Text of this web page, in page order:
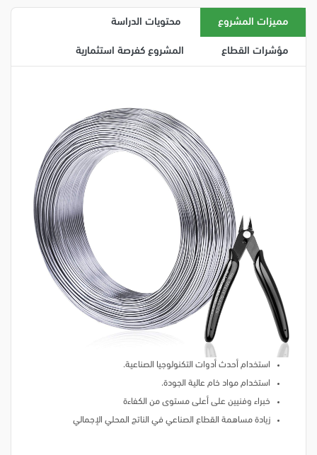
مميزات المشروع محتويات الدراسة
مؤشرات القطاع المشروع كفرصة استثمارية
استخدام أحدث أدوات التكنولوجيا الصناعية.
استخدام مواد خام عالية الجودة.
خبراء وفنيين على أعلى مستوى من الكفاءة
زيادة مساهمة القطاع الصناعي في الناتج المحلي الإجمالي